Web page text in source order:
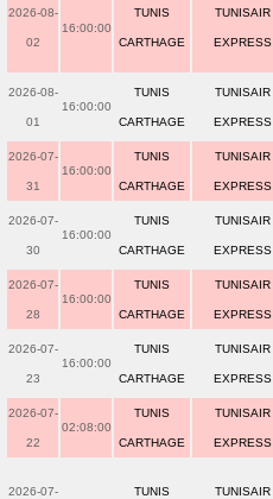
2026-08-
02
16:00:00
TUNIS
CARTHAGE
TUNISAIR
EXPRESS
2026-08-
01
16:00:00
TUNIS
CARTHAGE
TUNISAIR
EXPRESS
2026-07-
31
16:00:00
TUNIS
CARTHAGE
TUNISAIR
EXPRESS
2026-07-
30
16:00:00
TUNIS
CARTHAGE
TUNISAIR
EXPRESS
2026-07-
28
16:00:00
TUNIS
CARTHAGE
TUNISAIR
EXPRESS
2026-07-
23
16:00:00
TUNIS
CARTHAGE
TUNISAIR
EXPRESS
2026-07-
22
02:08:00
TUNIS
CARTHAGE
TUNISAIR
EXPRESS
2026-07- TUNIS TUNISAIR